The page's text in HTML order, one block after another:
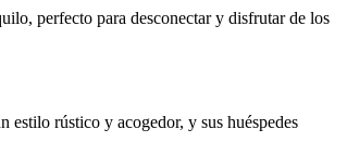
perfecto para desconectar y disfrutar de los
estilo rústico y acogedor, y sus huéspedes